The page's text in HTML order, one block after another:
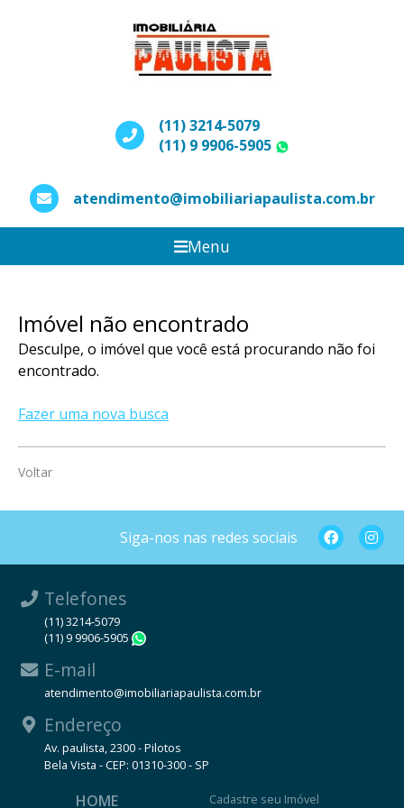
(11) 3214-5079
(11) 9 9906-5905
atendimento@imobiliariapaulista.com.br
Menu
Imóvel não encontrado
Desculpe, o imóvel que você está procurando não foi
encontrado.
Fazer uma nova busca
Voltar
Siga-nos nas redes sociais
Telefones
(11) 3214-5079
(11) 9 9906-5905
E-mail
atendimento@imobiliariapaulista.com.br
Endereço
Av. paulista, 2300 - Pilotos
Bela Vista - CEP: 01310-300 - SP
HOME Cadastre seu Imóvel